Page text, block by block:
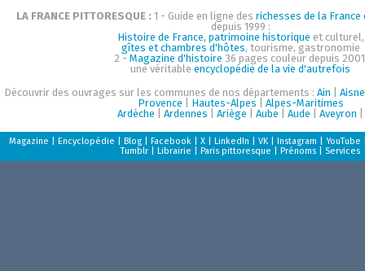
LA FRANCE PITTORESQUE : 1 - Guide en ligne des richesses de la
depuis 1999 :
Histoire de France, patrimoine historique et culturel,
gîtes et chambres d'hôtes, tourisme, gastronomie
2 - Magazine d'histoire 36 pages couleur depuis
une véritable encyclopédie de la vie d'autrefois
Découvrir des ouvrages sur les communes de nos départements : Ain
Aisne
Provence
Hautes-Alpes
Alpes-Maritimes
Ardèche
Ardennes Ariège Aube Aude Aveyron
Magazine Encyclopédie Blog Facebook X LinkedIn VK Instagram YouTube
Tumblr
Librairie Paris pittoresque Prénoms Services